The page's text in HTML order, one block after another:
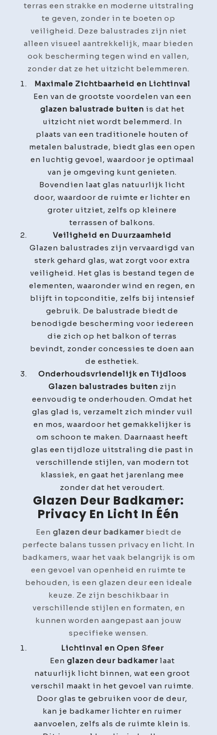
terras een strakke en moderne uitstraling
te geven, zonder in te boeten op
veiligheid. Deze balustrades zijn niet
alleen visueel aantrekkelijk, maar bieden
ook bescherming tegen wind en vallen,
zonder dat ze het uitzicht belemmeren.
Maximale Zichtbaarheid en Lichtinval
Een van de grootste voordelen van een
glazen balustrade buiten is dat het
uitzicht niet wordt belemmerd. In
plaats van een traditionele houten of
metalen balustrade, biedt glas een open
en luchtig gevoel, waardoor je optimaal
van je omgeving kunt genieten.
Bovendien laat glas natuurlijk licht
door, waardoor de ruimte er lichter en
groter uitziet, zelfs op kleinere
terrassen of balkons.
Veiligheid en Duurzaamheid
Glazen balustrades zijn vervaardigd van
sterk gehard glas, wat zorgt voor extra
veiligheid. Het glas is bestand tegen de
elementen, waaronder wind en regen, en
blijft in topconditie, zelfs bij intensief
gebruik. De balustrade biedt de
benodigde bescherming voor iedereen
die zich op het balkon of terras
bevindt, zonder concessies te doen aan
de esthetiek.
Onderhoudsvriendelijk en Tijdloos
Glazen balustrades buiten zijn
eenvoudig te onderhouden. Omdat het
glas glad is, verzamelt zich minder vuil
en mos, waardoor het gemakkelijker is
om schoon te maken. Daarnaast heeft
glas een tijdloze uitstraling die past in
verschillende stijlen, van modern tot
klassiek, en gaat het jarenlang mee
zonder dat het veroudert.
Glazen Deur Badkamer:
Privacy En Licht In Één
Een glazen deur badkamerbiedt de
perfecte balans tussen privacy en licht. In
badkamers, waar het vaak belangrijk is om
een gevoel van openheid en ruimte te
behouden, is een glazen deur een ideale
keuze. Ze zijn beschikbaar in
verschillende stijlen en formaten, en
kunnen worden aangepast aan jouw
specifieke wensen.
Lichtinval en Open Sfeer
Een glazen deur badkamerlaat
natuurlijk licht binnen, wat een groot
verschil maakt in het gevoel van ruimte.
Door glas te gebruiken voor de deur,
kan je badkamer lichter en ruimer
aanvoelen, zelfs als de ruimte klein is.